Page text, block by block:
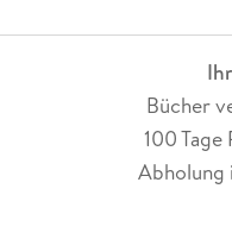
Bücher
100
Abholung